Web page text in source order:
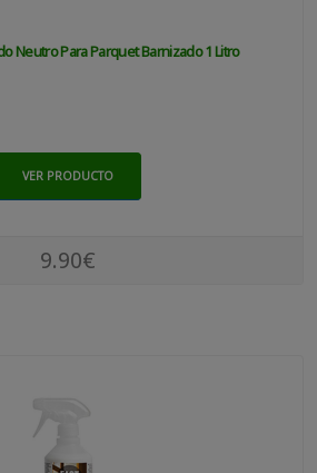
Neutro Para Parquet Barnizado 1 Litro
VER PRODUCTO
9.90€